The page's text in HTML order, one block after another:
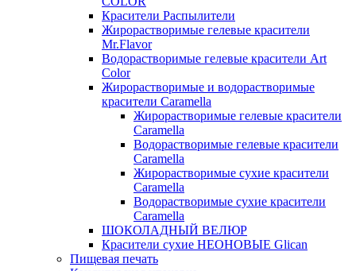
Красители Распылители
Жирорастворимые гелевые красители
Mr.Flavor
Водорастворимые гелевые красители Art
Color
Жирорастворимые и водорастворимые
красители Caramella
Жирорастворимые гелевые красители
Caramella
Водорастворимые гелевые красители
Caramella
Жирорастворимые сухие красители
Caramella
Водорастворимые сухие красители
Caramella
ШОКОЛАДНЫЙ ВЕЛЮР
Красители сухие НЕОНОВЫЕ Glican
Пищевая печать